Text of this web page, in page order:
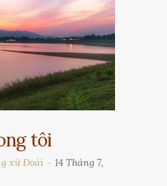
tôi
xứ Đoài
14 Tháng 7,